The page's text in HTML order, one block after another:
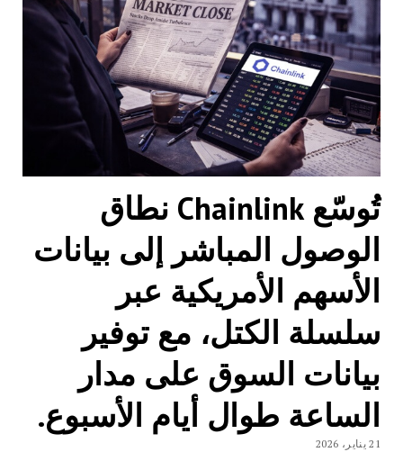
تُوسّع Chainlink نطاق
الوصول المباشر إلى بيانات
الأسهم الأمريكية عبر
سلسلة الكتل، مع توفير
بيانات السوق على مدار
الساعة طوال أيام الأسبوع.
21 يناير، 2026